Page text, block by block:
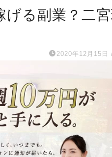
る副業？二
2020年12月15日